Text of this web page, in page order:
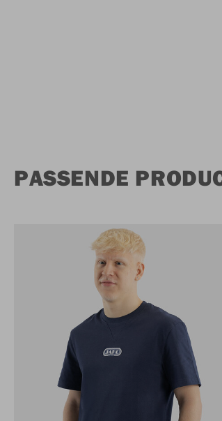
PASSENDE